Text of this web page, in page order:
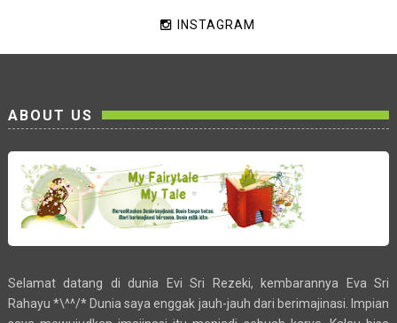
INSTAGRAM
ABOUT US
Selamat datang di dunia Evi Sri Rezeki, kembarannya Eva Sri
Rahayu *\^^/* Dunia saya enggak jauh-jauh dari berimajinasi. Impian